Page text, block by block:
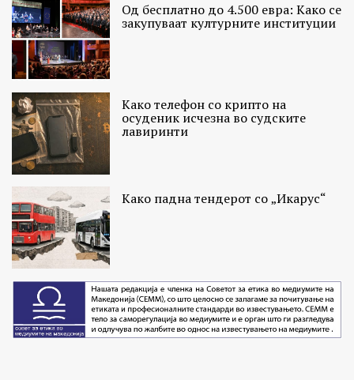
Од бесплатно до 4.500 евра: Како се
закупуваат културните институции
Како телефон со крипто на
осуденик исчезна во судските
лавиринти
Како падна тендерот со „Икарус“